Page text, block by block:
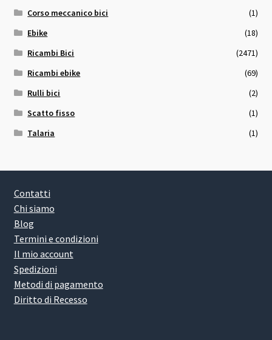
Corso meccanico bici
(1)
Ebike
(18)
Ricambi Bici
(2471)
Ricambi ebike
(69)
Rulli bici
(2)
Scatto fisso
(1)
Talaria
(1)
Contatti
Chi siamo
Blog
Termini e condizioni
Il mio account
Spedizioni
Metodi di pagamento
Diritto di Recesso